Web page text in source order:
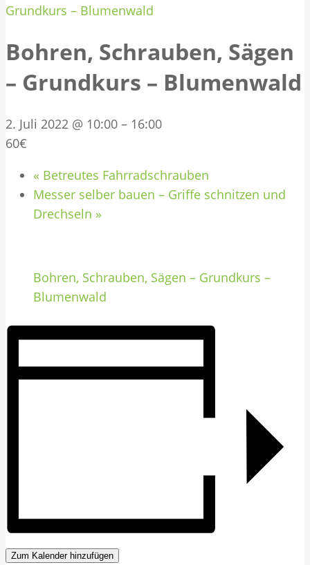
Grundkurs – Blumenwald
Bohren, Schrauben, Sägen
– Grundkurs – Blumenwald
2. Juli 2022 @ 10:00 – 16:00
60€
« Betreutes Fahrradschrauben
Messer selber bauen – Griffe schnitzen und
Drechseln »
Bohren, Schrauben, Sägen – Grundkurs –
Blumenwald
Zum Kalender hinzufügen